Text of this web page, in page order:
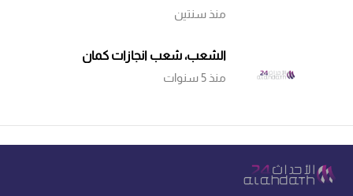
منذ سنتين
الشعب، شعب انجازات كمان
منذ 5 سنوات